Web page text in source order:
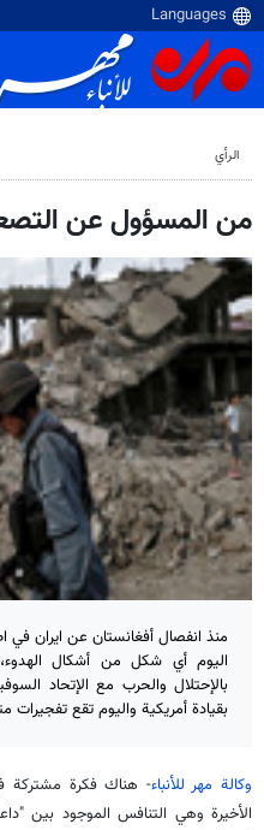
الرأي
من المسؤول عن
منذ انفصال أفغانستان عن ايران في
اليوم أي شكل من أشكال الهدوء،
بالإحتلال والحرب مع الإتحاد
بقيادة أمريكية واليوم تقع تفجيرات
وكالة مهر للأنباء- هناك فكرة مشتركة
الأخيرة وهي التنافس الموجود بين